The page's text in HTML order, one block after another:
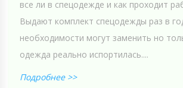
все ли в спецодежде и как проходит
Выдают комплект спецодежды раз в
необходимости могут заменить но
одежда реально испортилась....
Подробнее >>